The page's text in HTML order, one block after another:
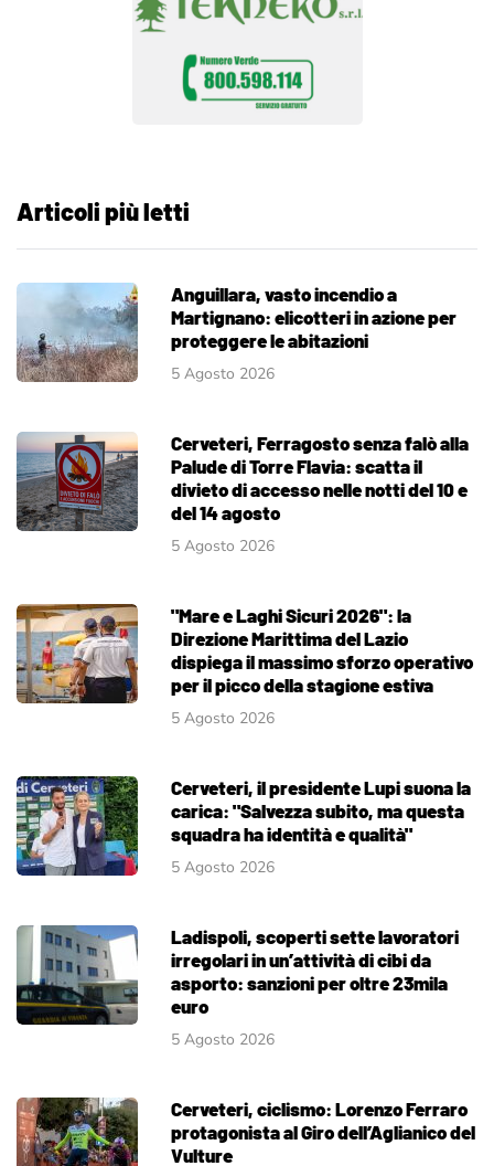
Articoli più letti
Anguillara, vasto incendio a
Martignano: elicotteri in azione per
proteggere le abitazioni
5 Agosto 2026
Cerveteri, Ferragosto senza falò alla
Palude di Torre Flavia: scatta il
divieto di accesso nelle notti del 10 e
del 14 agosto
5 Agosto 2026
"Mare e Laghi Sicuri 2026": la
Direzione Marittima del Lazio
dispiega il massimo sforzo operativo
per il picco della stagione estiva
5 Agosto 2026
Cerveteri, il presidente Lupi suona la
carica: "Salvezza subito, ma questa
squadra ha identità e qualità"
5 Agosto 2026
Ladispoli, scoperti sette lavoratori
irregolari in un’attività di cibi da
asporto: sanzioni per oltre 23mila
euro
5 Agosto 2026
Cerveteri, ciclismo: Lorenzo Ferraro
protagonista al Giro dell’Aglianico del
Vulture